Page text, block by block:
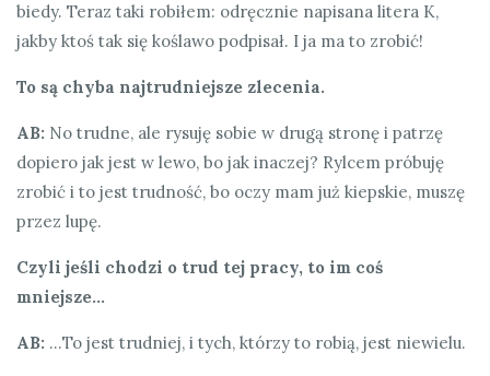
biedy. Teraz taki robiłem: odręcznie napisana litera K,
jakby ktoś tak się koślawo podpisał. I ja ma to zrobić!
To są chyba najtrudniejsze zlecenia.
AB: No trudne, ale rysuję sobie w drugą stronę i patrzę
dopiero jak jest w lewo, bo jak inaczej? Rylcem próbuję
zrobić i to jest trudność, bo oczy mam już kiepskie, muszę
przez lupę.
Czyli jeśli chodzi o trud tej pracy, to im coś
mniejsze…
AB: …To jest trudniej, i tych, którzy to robią, jest niewielu.